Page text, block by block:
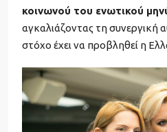
κοινωνού του ενωτικού
αγκαλιάζοντας τη συνεργική
στόχο έχει να προβληθεί η